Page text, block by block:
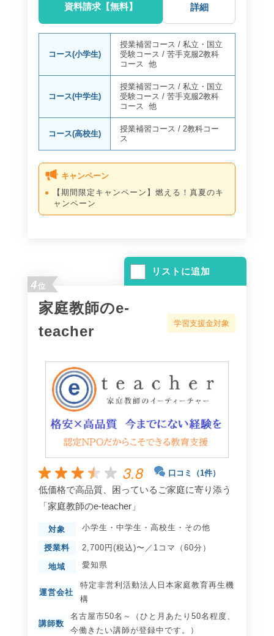
資料請求【無料】 詳細
コース(小学生)
授業補習コース /私立・国立
受験コース /苦手克服2教科
コース
他
コース(中学生)
授業補習コース /私立・国立
受験コース /苦手克服2教科
コース
他
コース(高校生)
授業補習コース /2教科コー
ス
キャンペーン
【期間限定キャンペーン】燃える！真夏のキ
ャンペーン
リストに追加
4位
家庭教師のe-
teacher
学習支援金対象
3.8 口コミ（1件）
低価格で高品質、困っているご家庭に寄り添う
「家庭教師のe-teacher」
対象 小学生 ・ 中学生 ・ 高校生 ・ その他
授業料 2,700円(税込)〜／1コマ（60分）
地域 愛知県
運営会社
特定非営利活動法人日本家庭教育再生機
構
講師数
名古屋市50名～（ひと月あたり50名程度、
今働きたい講師が登録中です。）